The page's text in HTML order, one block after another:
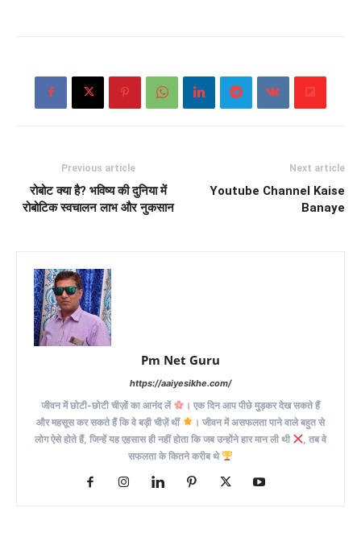
Previous article
रोबोट क्या है? भविष्य की दुनिया में
रोबोटिक स्वचालन लाभ और नुकसान
Next article
Youtube Channel Kaise
Banaye
Pm Net Guru
https://aaiyesikhe.com/
जीवन में छोटी-छोटी चीज़ों का आनंद लें
। एक दिन आप पीछे मुड़कर देख सकते हैं
और महसूस कर सकते हैं कि वे बड़ी चीज़ें थीं
। जीवन में असफलता पाने वाले बहुत से
लोग ऐसे होते हैं, जिन्हें यह एहसास ही नहीं होता कि जब उन्होंने हार मान ली थी
, तब वे
सफलता के कितने करीब थे